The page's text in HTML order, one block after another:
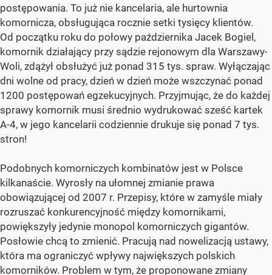
postępowania. To już nie kancelaria, ale hurtownia
komornicza, obsługująca rocznie setki tysięcy klientów.
Od początku roku do połowy października Jacek Bogiel,
komornik działający przy sądzie rejonowym dla Warszawy-
Woli, zdążył obsłużyć już ponad 315 tys. spraw. Wyłączając
dni wolne od pracy, dzień w dzień może wszczynać ponad
1200 postępowań egzekucyjnych. Przyjmując, że do każdej
sprawy komornik musi średnio wydrukować sześć kartek
A-4, w jego kancelarii codziennie drukuje się ponad 7 tys.
stron!
Podobnych komorniczych kombinatów jest w Polsce
kilkanaście. Wyrosły na ułomnej zmianie prawa
obowiązującej od 2007 r. Przepisy, które w zamyśle miały
rozruszać konkurencyjność między komornikami,
powiększyły jedynie monopol komorniczych gigantów.
Posłowie chcą to zmienić. Pracują nad nowelizacją ustawy,
która ma ograniczyć wpływy największych polskich
komorników. Problem w tym, że proponowane zmiany